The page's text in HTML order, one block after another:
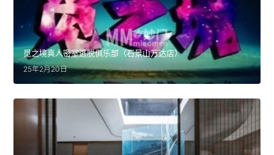
觅之境真人密室逃脱俱乐部（石景山万达店）
25年2月20日